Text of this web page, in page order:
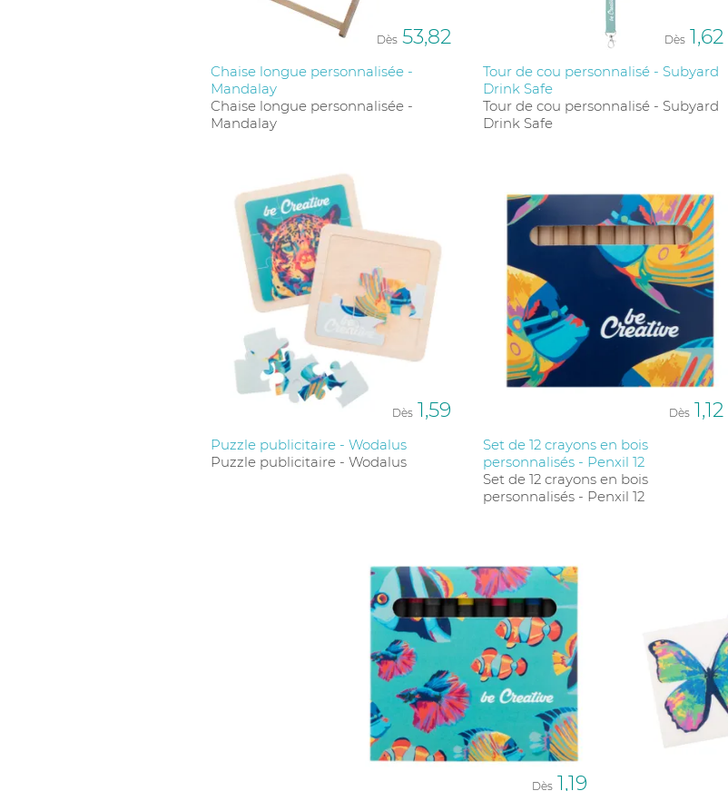
Dès 53,82
Chaise longue personnalisée -
Mandalay
Chaise longue personnalisée -
Mandalay
Dès 1,62
Tour de cou personnalisé - Subyard
Drink Safe
Tour de cou personnalisé - Subyard
Drink Safe
Dès 1,59
Puzzle publicitaire - Wodalus
Puzzle publicitaire - Wodalus
Dès 1,12
Set de 12 crayons en bois
personnalisés - Penxil 12
Set de 12 crayons en bois
personnalisés - Penxil 12
Dès 1,19